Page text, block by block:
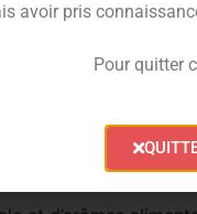
cet e-liquide
et il est fabriqué en
avoir pris
Pour quitter